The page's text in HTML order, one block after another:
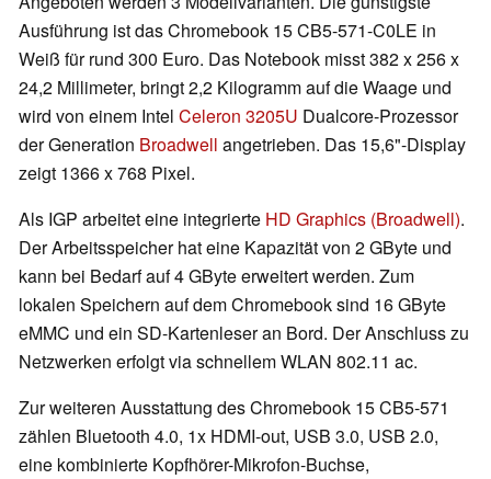
Ausführung ist das Chromebook 15 CB5-571-C0LE in
Weiß für rund 300 Euro. Das Notebook misst 382 x 256 x
24,2 Millimeter, bringt 2,2 Kilogramm auf die Waage und
wird von einem Intel Celeron 3205U Dualcore-Prozessor
der Generation Broadwell angetrieben. Das 15,6"-Display
zeigt 1366 x 768 Pixel.
Als IGP arbeitet eine integrierte HD Graphics (Broadwell).
Der Arbeitsspeicher hat eine Kapazität von 2 GByte und
kann bei Bedarf auf 4 GByte erweitert werden. Zum
lokalen Speichern auf dem Chromebook sind 16 GByte
eMMC und ein SD-Kartenleser an Bord. Der Anschluss zu
Netzwerken erfolgt via schnellem WLAN 802.11 ac.
Zur weiteren Ausstattung des Chromebook 15 CB5-571
zählen Bluetooth 4.0, 1x HDMI-out, USB 3.0, USB 2.0,
eine kombinierte Kopfhörer-Mikrofon-Buchse,